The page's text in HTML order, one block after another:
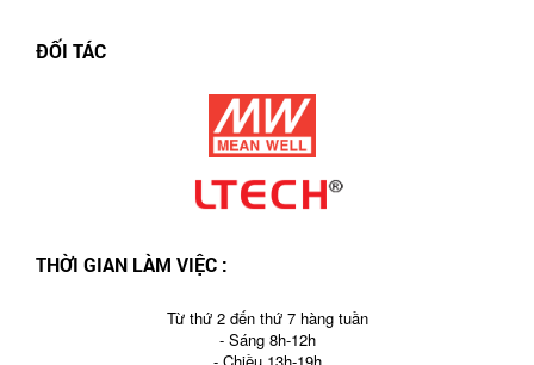
ĐỐI TÁC
THỜI GIAN LÀM VIỆC :
Từ thứ 2 đến thứ 7 hàng tuần
- Sáng 8h-12h